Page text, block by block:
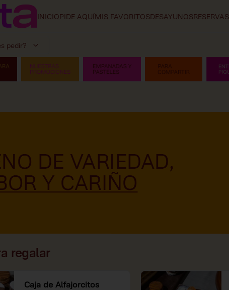
INICIOPIDE AQUÍMIS FAVORITOSDESAYUNOSRESERVAS
pedir?
regalar
Caja de Alfajorcitos